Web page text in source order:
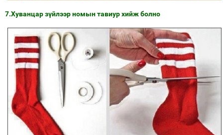
7.Хуванцар зүйлээр номын тавиур хийж болно